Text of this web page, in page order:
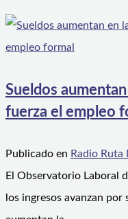
Sueldos
fuerza el empleo
Publicado en Radio Ruta
El Observatorio Laboral
los ingresos avanzan